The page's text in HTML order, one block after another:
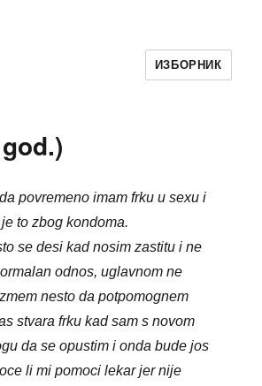
ИЗБОРНИК
povremeno imam frku u sexu i
to zbog kondoma.
se desi kad nosim zastitu i ne
odnos, uglavnom ne
nesto da potpomognem
stvara frku kad sam s novom
da se opustim i onda bude jos
li mi pomoci lekar jer nije